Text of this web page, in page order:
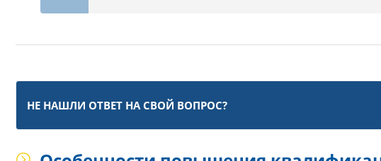
НЕ НАШЛИ ОТВЕТ НА СВОЙ ВОПРОС?